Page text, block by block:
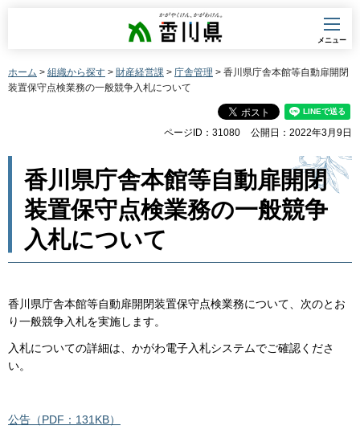
香川県
メニュー
ホーム > 組織から探す > 財産経営課 > 庁舎管理 > 香川県庁舎本館等自動扉開閉
装置保守点検業務の一般競争入札について
ページID：31080 公開日：2022年3月9日
香川県庁舎本館等自動扉開閉
装置保守点検業務の一般競争
入札について
香川県庁舎本館等自動扉開閉装置保守点検業務について、次のとお
り一般競争入札を実施します。
入札についての詳細は、かがわ電子入札システムでご確認くださ
い。
公告（PDF：131KB）